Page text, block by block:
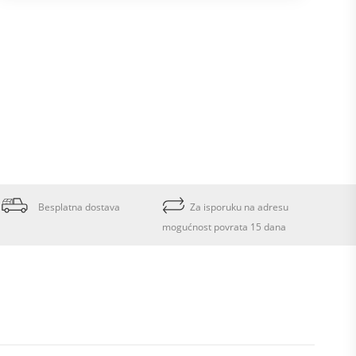
Besplatna dostava
Za isporuku na adresu
mogućnost povrata 15 dana